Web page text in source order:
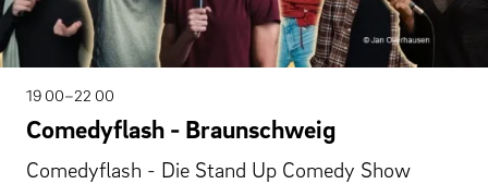
19 00–22 00
Comedyflash - Braunschweig
Comedyflash - Die Stand Up Comedy Show